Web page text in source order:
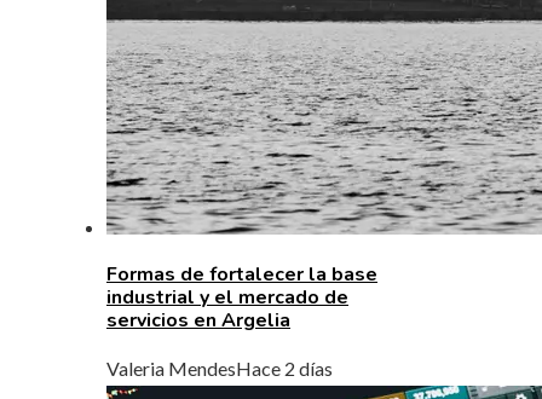
Formas de fortalecer la base
industrial y el mercado de
servicios en Argelia
Valeria MendesHace 2 días